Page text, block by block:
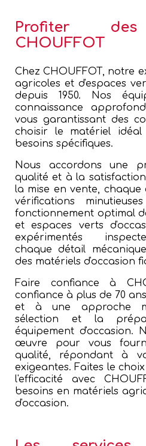
Profiter des
CHOUFFOT
Chez CHOUFFOT, notre
agricoles et d'espaces
depuis 1950. Nos
connaissance
vous garantissant des
choisir le matériel
besoins spécifiques.
Nous accordons une
qualité et à la
la mise en vente, chaque
vérifications
fonctionnement optimal
et espaces verts
expérimentés
chaque détail
des matériels d'occasion
Faire confiance à
confiance à plus de 70
et à une approche
sélection et la
équipement d'occasion.
œuvre pour vous
qualité, répondant à
exigeantes. Faites le
l'efficacité avec
besoins en matériels
d'occasion.